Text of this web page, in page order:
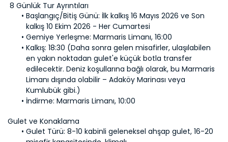
8 Günlük Tur Ayrıntıları
Başlangıç/Bitiş Günü: İlk kalkış 16 Mayıs 2026 ve Son
kalkış 10 Ekim 2026 - Her Cumartesi
Gemiye Yerleşme:
Kalkış: 18:30 (Daha sonra gelen misafirler, ulaşılabilen
en yakın noktadan gulet'e küçük botla transfer
edilecektir. Deniz koşullarına bağlı olarak, bu Marmaris
Limanı dışında olabilir – Adaköy Marinası veya
İndirme: Marmaris Limanı, 10:00
Gulet Türü: 8-10 kabinli geleneksel ahşap gulet, 16-20